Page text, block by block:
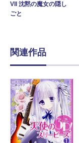
VII 沈黙の魔女の隠し
ごと
関連作品